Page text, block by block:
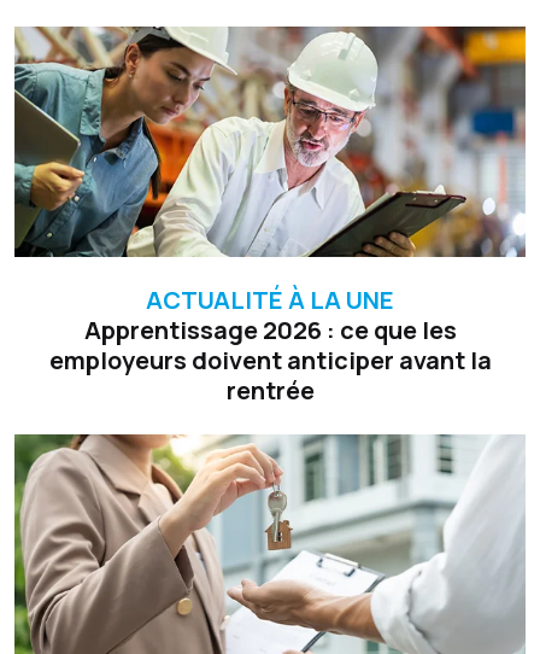
ACTUALITÉ À LA UNE
Apprentissage 2026 : ce que les
employeurs doivent anticiper avant la
rentrée